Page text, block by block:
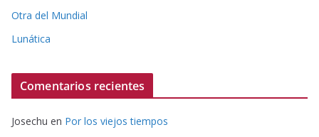
Otra del Mundial
Lunática
Comentarios recientes
Josechu en Por los viejos tiempos